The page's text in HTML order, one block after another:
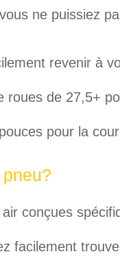
ne puissiez
revenir à
roues de 27,5+
pour la
conçues
facilement